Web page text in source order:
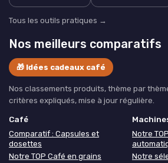
Tous les outils pratiques →
Nos meilleurs comparatifs
🎁 Idées cadeaux café
Nos classements produits, thème par
critères expliqués, mise à jour régulière.
Café
Comparatif : Capsules et
dosettes
Notre TOP Café en grains
Notre
Notre